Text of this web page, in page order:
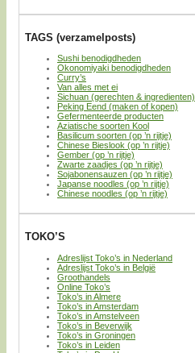
TAGS (verzamelposts)
Sushi benodigdheden
Okonomiyaki benodigdheden
Curry’s
Van alles met ei
Sichuan (gerechten & ingredienten)
Peking Eend (maken of kopen)
Gefermenteerde producten
Aziatische soorten Kool
Basilicum soorten (op ’n rijtje)
Chinese Bieslook (op ’n rijtje)
Gember (op ’n rijtje)
Zwarte zaadjes (op ’n rijtje)
Sojabonensauzen (op ’n rijtje)
Japanse noodles (op ’n rijtje)
Chinese noodles (op ’n rijtje)
TOKO’S
Adreslijst Toko’s in Nederland
Adreslijst Toko’s in België
Groothandels
Online Toko’s
Toko’s in Almere
Toko’s in Amsterdam
Toko’s in Amstelveen
Toko’s in Beverwijk
Toko’s in Groningen
Toko’s in Leiden